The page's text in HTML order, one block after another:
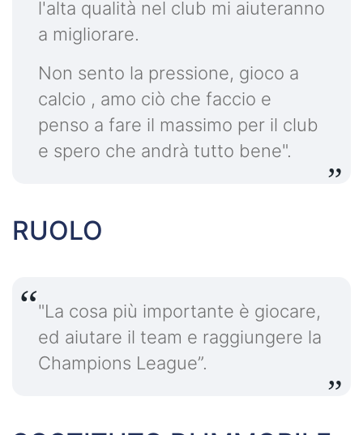
l'alta qualità nel club mi aiuteranno
a migliorare.
Non sento la pressione, gioco a
calcio , amo ciò che faccio e
penso a fare il massimo per il club
e spero che andrà tutto bene".
RUOLO
"La cosa più importante è giocare,
ed aiutare il team e raggiungere la
Champions League”.